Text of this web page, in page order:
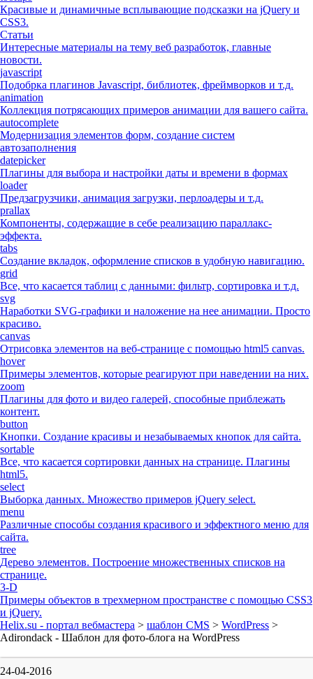
Красивые и динамичные всплывающие подсказки на jQuery и
CSS3.
Статьи
Интересные материалы на тему веб разработок, главные
новости.
javascript
Подобрка плагинов Javascript, библиотек, фреймворков и т.д.
animation
Коллекция потрясающих примеров анимации для вашего сайта.
autocomplete
Модернизация элементов форм, создание систем
автозаполнения
datepicker
Плагины для выбора и настройки даты и времени в формах
loader
Предзагрузчики, анимация загрузки, перлоадеры и т.д.
prallax
Компоненты, содержащие в себе реализацию параллакс-
эффекта.
tabs
Создание вкладок, оформление списков в удобную навигацию.
grid
Все, что касается таблиц с данными: фильтр, сортировка и т.д.
svg
Наработки SVG-графики и наложение на нее анимации. Просто
красиво.
canvas
Отрисовка элементов на веб-странице с помощью html5 canvas.
hover
Примеры элементов, которые реагируют при наведении на них.
zoom
Плагины для фото и видео галерей, способные приблежать
контент.
button
Кнопки. Создание красивы и незабываемых кнопок для сайта.
sortable
Все, что касается сортировки данных на странице. Плагины
html5.
select
Выборка данных. Множество примеров jQuery select.
menu
Различные способы создания красивого и эффектного меню для
сайта.
tree
Дерево элементов. Построение множественных списков на
странице.
3-D
Примеры объектов в трехмерном пространстве с помощью CSS3
и jQuery.
Helix.su - портал вебмастера > шаблон CMS > WordPress >
Adirondack - Шаблон для фото-блога на WordPress
24-04-2016